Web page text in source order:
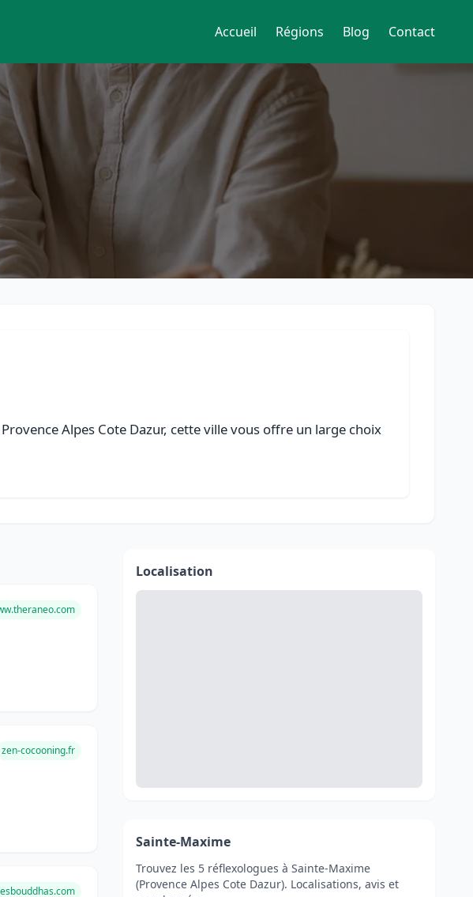
Accueil Régions Blog Contact
Alpes Cote Dazur, cette ville vous offre un large choix
zen-cocooning.fr
Localisation
Sainte-Maxime
Trouvez les 5 réflexologues à Sainte-Maxime
(Provence Alpes Cote Dazur). Localisations, avis et